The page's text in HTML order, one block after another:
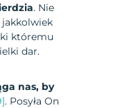
. Nie
jakkolwiek
któremu
dar.
nas, by
. Posyła On